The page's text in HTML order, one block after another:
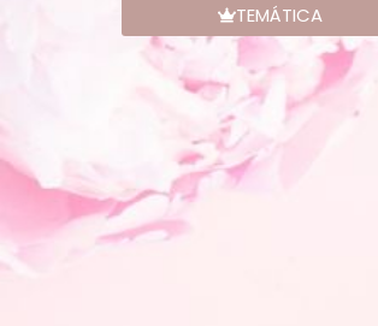
TEMÁTICA